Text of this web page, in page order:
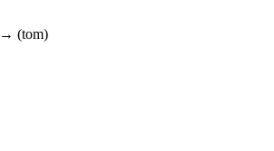
→ (tom)